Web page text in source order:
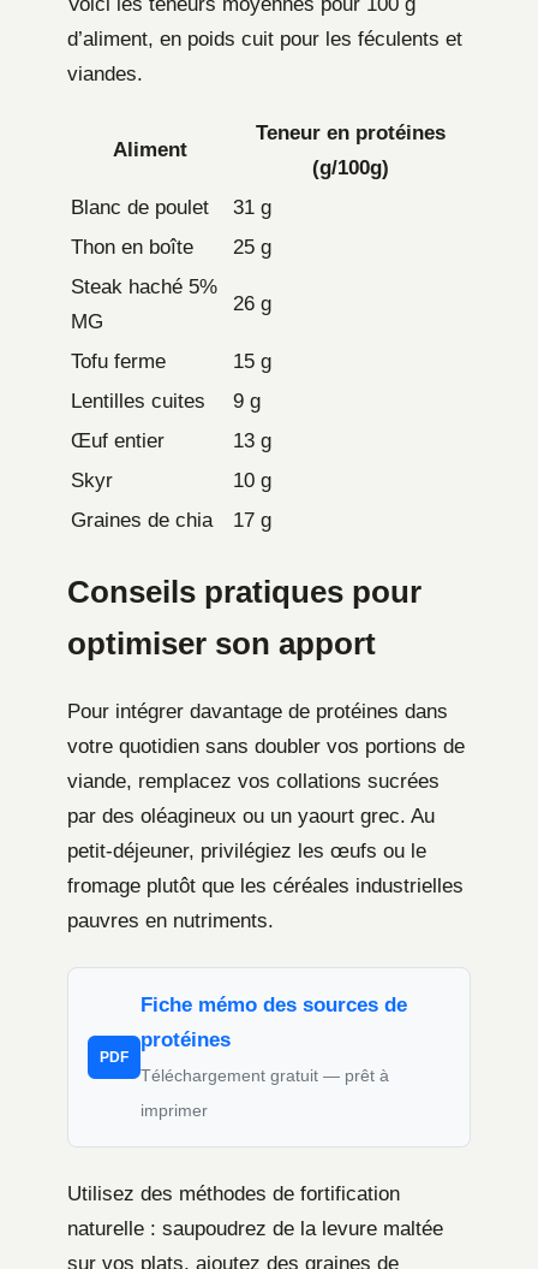
d’aliment, en poids cuit pour les féculents et
viandes.
Aliment
Teneur en protéines
(g/100g)
Blanc de poulet
31 g
Thon en boîte
25 g
Steak haché 5%
MG
26 g
Tofu ferme
15 g
Lentilles cuites
9 g
Œuf entier
13 g
Skyr
10 g
Graines de chia
17 g
Conseils pratiques pour
optimiser son apport
Pour intégrer davantage de protéines dans
votre quotidien sans doubler vos portions de
viande, remplacez vos collations sucrées
par des oléagineux ou un yaourt grec. Au
petit-déjeuner, privilégiez les œufs ou le
fromage plutôt que les céréales industrielles
pauvres en nutriments.
PDF
Fiche mémo des sources de
protéines
Téléchargement gratuit — prêt à
imprimer
Utilisez des méthodes de fortification
naturelle : saupoudrez de la levure maltée
sur vos plats, ajoutez des graines de